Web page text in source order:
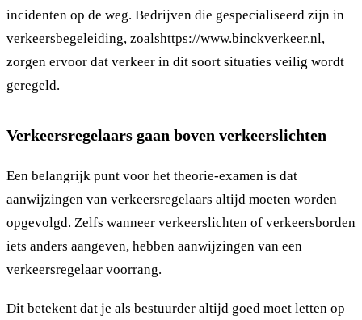
incidenten op de weg. Bedrijven die gespecialiseerd zijn in
verkeersbegeleiding, zoalshttps://www.binckverkeer.nl,
zorgen ervoor dat verkeer in dit soort situaties veilig wordt
geregeld.
Verkeersregelaars gaan boven verkeerslichten
Een belangrijk punt voor het theorie-examen is dat
aanwijzingen van verkeersregelaars altijd moeten worden
opgevolgd. Zelfs wanneer verkeerslichten of verkeersborden
iets anders aangeven, hebben aanwijzingen van een
verkeersregelaar voorrang.
Dit betekent dat je als bestuurder altijd goed moet letten op